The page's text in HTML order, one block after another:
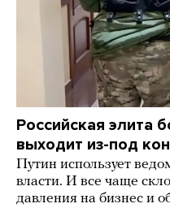
Российская элита
выходит из-под
Путин использует
власти. И все чаще
давления на бизнес и